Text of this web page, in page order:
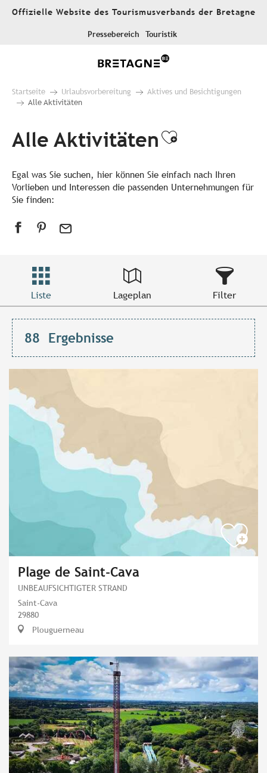
AllerOffizielle Website des Tourismusverbands der Bretagne
Pressebereich Touristik
Startseite Urlaubsvorbereitung
Aktives und Besichtigungen
Alle Aktivitäten
Alle AktivitätenAjouter
Egal was Sie suchen, hier können Sie einfach nach Ihren
Vorlieben und Interessen die passenden Unternehmungen für
Sie finden:
Liste Lageplan Filter
88 Ergebnisse
Plage de Saint-Cava
UNBEAUFSICHTIGTER STRAND
Saint-Cava
29880
Plouguerneau